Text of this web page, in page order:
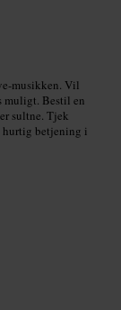
musikken. Vil
muligt. Bestil en
sultne. Tjek
hurtig betjening i